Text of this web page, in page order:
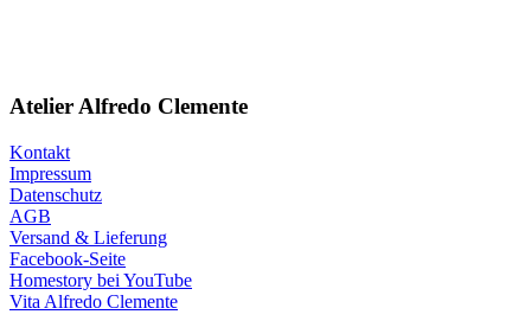
Atelier Alfredo Clemente
Kontakt
Impressum
Datenschutz
AGB
Versand & Lieferung
Facebook-Seite
Homestory bei YouTube
Vita Alfredo Clemente